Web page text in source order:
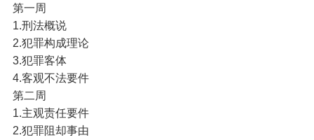
第一周
1.刑法概说
2.犯罪构成理论
3.犯罪客体
4.客观不法要件
第二周
1.主观责任要件
2.犯罪阻却事由